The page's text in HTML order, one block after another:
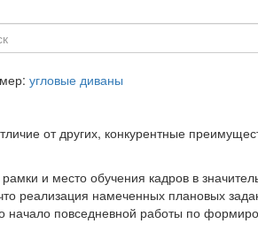
угловые диваны
от других, конкурентные
и место обучения кадров в
реализация намеченных плановых
начало повседневной работы по